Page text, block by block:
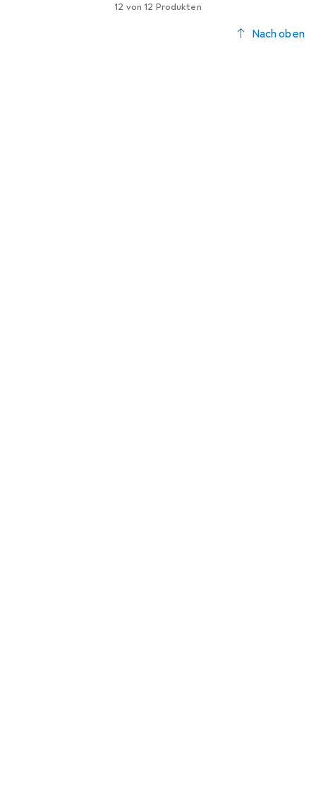
12 von 12 Produkten
Nach oben